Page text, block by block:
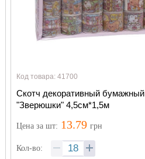
Код товара: 41700
Скотч декоративный бумажный
"Зверюшки" 4,5см*1,5м
Ценаза шт: 13.79 грн
Кол-во: